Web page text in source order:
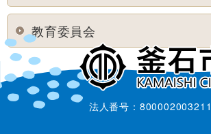
教育委員会
法人番号：